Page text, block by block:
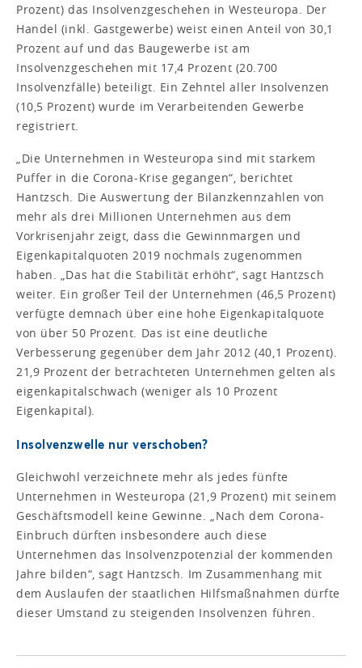
Prozent) das Insolvenzgeschehen in Westeuropa. Der
Handel (inkl. Gastgewerbe) weist einen Anteil von 30,1
Prozent auf und das Baugewerbe ist am
Insolvenzgeschehen mit 17,4 Prozent (20.700
Insolvenzfälle) beteiligt. Ein Zehntel aller Insolvenzen
(10,5 Prozent) wurde im Verarbeitenden Gewerbe
registriert.
„Die Unternehmen in Westeuropa sind mit starkem
Puffer in die Corona-Krise gegangen“, berichtet
Hantzsch. Die Auswertung der Bilanzkennzahlen von
mehr als drei Millionen Unternehmen aus dem
Vorkrisenjahr zeigt, dass die Gewinnmargen und
Eigenkapitalquoten 2019 nochmals zugenommen
haben. „Das hat die Stabilität erhöht“, sagt Hantzsch
weiter. Ein großer Teil der Unternehmen (46,5 Prozent)
verfügte demnach über eine hohe Eigenkapitalquote
von über 50 Prozent. Das ist eine deutliche
Verbesserung gegenüber dem Jahr 2012 (40,1 Prozent).
21,9 Prozent der betrachteten Unternehmen gelten als
eigenkapitalschwach (weniger als 10 Prozent
Eigenkapital).
Insolvenzwelle nur verschoben?
Gleichwohl verzeichnete mehr als jedes fünfte
Unternehmen in Westeuropa (21,9 Prozent) mit seinem
Geschäftsmodell keine Gewinne. „Nach dem Corona-
Einbruch dürften insbesondere auch diese
Unternehmen das Insolvenzpotenzial der kommenden
Jahre bilden“, sagt Hantzsch. Im Zusammenhang mit
dem Auslaufen der staatlichen Hilfsmaßnahmen dürfte
dieser Umstand zu steigenden Insolvenzen führen.